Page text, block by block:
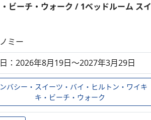
ビーチ・ウォーク / 1ベッドルーム スイ
ミー
：2026年8月19日～2027年3月29日
バシー・スイーツ・バイ・ヒルトン・ワイキ
キ・ビーチ・ウォーク